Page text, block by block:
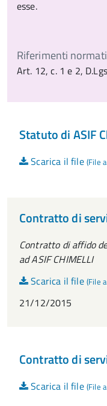
esse.
Riferimenti
Art. 12, c. 1 e 2,
Statuto di ASIF
Scarica il file (File
Contratto di
Contratto di affido
ad ASIF CHIMELLI
Scarica il file (File
21/12/2015
Contratto di
Scarica il file (File